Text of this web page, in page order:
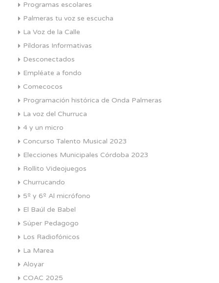
Programas escolares
Palmeras tu voz se escucha
La Voz de la Calle
Píldoras Informativas
Desconectados
Empléate a fondo
Comecocos
Programación histórica de Onda Palmeras
La voz del Churruca
4 y un micro
Concurso Talento Musical 2023
Elecciones Municipales Córdoba 2023
Rollito Videojuegos
Churrucando
5º y 6º Al micrófono
El Baúl de Babel
Súper Pedagogo
Los Radiofónicos
La Marea
Aloyar
COAC 2025